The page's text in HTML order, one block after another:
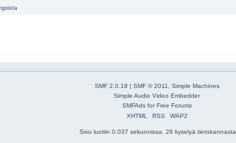
SMF 2.0.18 | SMF © 2011
Simple Machines
Simple Audio Video Embedder
SMFAdsforFree Forums
XHTML
RSS WAP2
Sivu luotiin 0.037 sekunnissa. 28 kyselyä tietokannasta.